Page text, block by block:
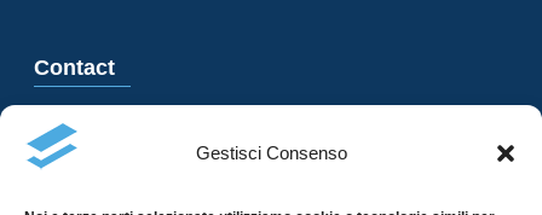
Gestisci Consenso
Contact
Via Besso 23, 6900 Lugano